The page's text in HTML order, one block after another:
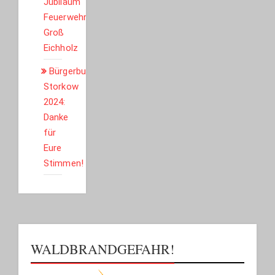
Feuerwehr
Groß
Eichholz
Bürgerbudget
Storkow
2024:
Danke
für
Eure
Stimmen!
WALDBRANDGEFAHR!